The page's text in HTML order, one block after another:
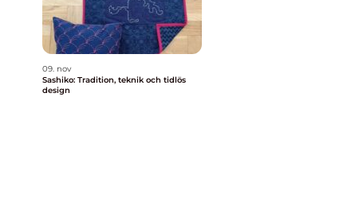
09. nov
Sashiko: Tradition, teknik och tidlös
design